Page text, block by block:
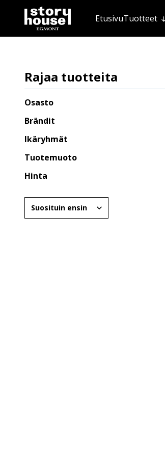
EtusivuTuotteet
Rajaa tuotteita
Osasto
Brändit
Ikäryhmät
Tuotemuoto
Hinta
Järjestä